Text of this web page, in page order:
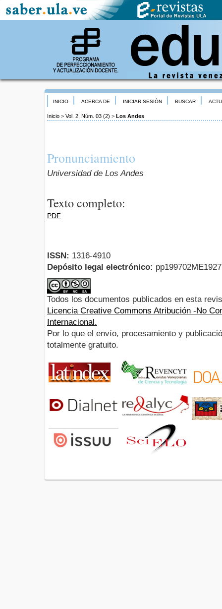
INICIO ACERCA DE INICIAR SESIÓN BUSCAR
Inicio > Vol. 2, Núm. 03 (2) > Los Andes
Pronunciamiento
Universidad de Los Andes
Texto completo:
PDF
ISSN: 1316-4910
Depósito legal electrónico:
Todos los documentos publicados en esta
Licencia Creative Commons Atribución -No
Internacional.
Por lo que el envío, procesamiento y
totalmente gratuito.